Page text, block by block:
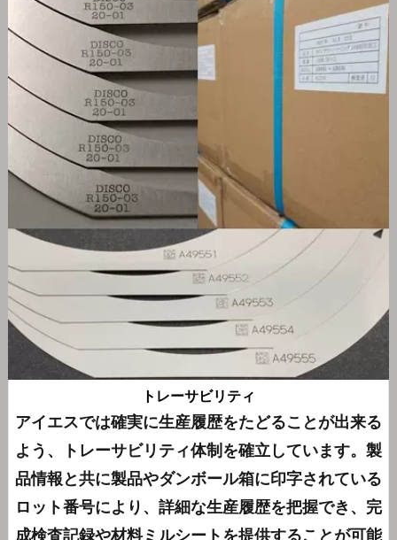
トレーサビリティ
アイエスでは確実に生産履歴をたどることが出来る
よう、トレーサビリティ体制を確立しています。製
品情報と共に製品やダンボール箱に印字されている
ロット番号により、詳細な生産履歴を把握でき、完
成検査記録や材料ミルシートを提供することが可能